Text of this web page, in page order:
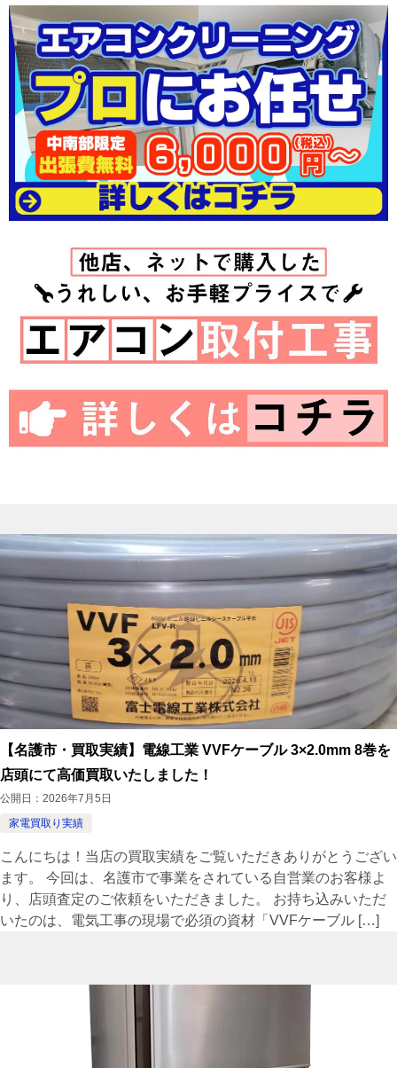
【名護市・買取実績】電線工業 VVFケーブル 3×2.0mm 8巻を
店頭にて高価買取いたしました！
公開日： 2026年7月5日
家電買取り実績
こんにちは！当店の買取実績をご覧いただきありがとうござい
ます。 今回は、名護市で事業をされている自営業のお客様よ
り、店頭査定のご依頼をいただきました。 お持ち込みいただ
いたのは、電気工事の現場で必須の資材「VVFケーブル […]